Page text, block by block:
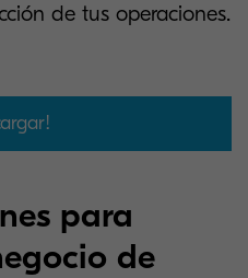
de tus operaciones.
para
de